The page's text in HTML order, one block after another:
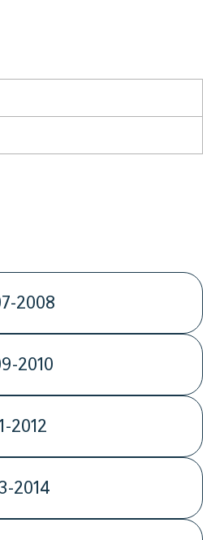
2008
2010
2012
2014